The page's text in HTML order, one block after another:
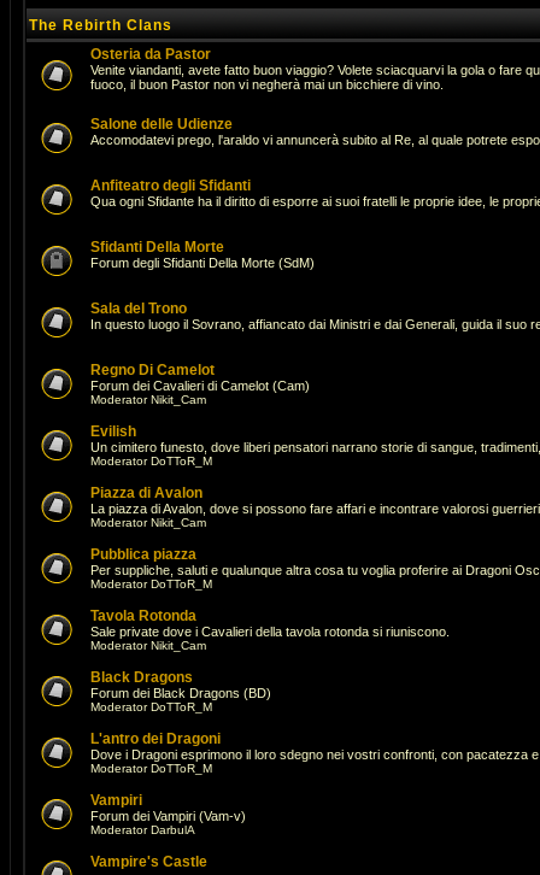
The Rebirth Clans
Osteria da Pastor
Venite viandanti, avete fatto buon viaggio? Volete sciacquarvi la gola o fare
fuoco, il buon Pastor non vi negherà mai un bicchiere di vino.
Salone delle Udienze
Accomodatevi prego, l'araldo vi annuncerà subito al Re, al quale potrete
Anfiteatro degli Sfidanti
Qua ogni Sfidante ha il diritto di esporre ai suoi fratelli le proprie idee, le
Sfidanti Della Morte
Forum degli Sfidanti Della Morte (SdM)
Sala del Trono
In questo luogo il Sovrano, affiancato dai Ministri e dai Generali, guida il suo
Regno Di Camelot
Forum dei Cavalieri di Camelot (Cam)
ModeratorNikit_Cam
Evilish
Un cimitero funesto, dove liberi pensatori narrano storie di sangue,
ModeratorDoTToR_M
Piazza di Avalon
La piazza di Avalon, dove si possono fare affari e incontrare valorosi
ModeratorNikit_Cam
Pubblica piazza
Per suppliche, saluti e qualunque altra cosa tu voglia proferire ai Dragoni
ModeratorDoTToR_M
Tavola Rotonda
Sale private dove i Cavalieri della tavola rotonda si riuniscono.
ModeratorNikit_Cam
Black Dragons
Forum dei Black Dragons (BD)
ModeratorDoTToR_M
L'antro dei Dragoni
Dove i Dragoni esprimono il loro sdegno nei vostri confronti, con pacatezza
ModeratorDoTToR_M
Vampiri
Forum dei Vampiri (Vam-v)
ModeratorDarbulA
Vampire's Castle